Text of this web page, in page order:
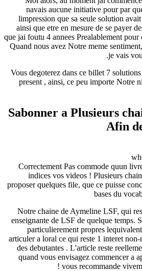
navais aucune
limpression que
ainsi que etre en
que jai foutu 4 annees
Quand nous avez
Vous degoterez
present , ainsi, ce
#1 Sabonner
Correctement Pas
indices vos
proposer quelques
Notre chaine de
enseignante de LSF
articuler a loral ce
des debutantes .
quand vous
vous